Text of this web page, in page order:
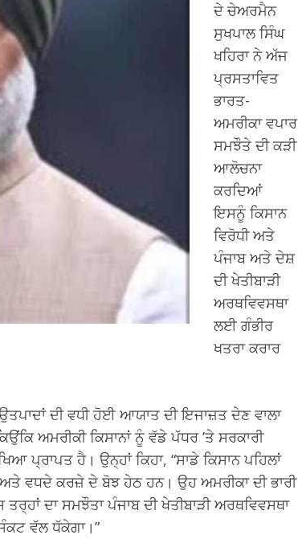
ਦੇ ਚੇਅਰਮੈਨ
ਸੁਖਪਾਲ ਸਿੰਘ
ਖਹਿਰਾ ਨੇ ਅੱਜ
ਪ੍ਰਸਤਾਵਿਤ
ਭਾਰਤ-
ਅਮਰੀਕਾ ਵਪਾਰ
ਸਮਝੌਤੇ ਦੀ ਕੜੀ
ਆਲੋਚਨਾ
ਕਰਦਿਆਂ
ਇਸਨੂੰ ਕਿਸਾਨ
ਵਿਰੋਧੀ ਅਤੇ
ਪੰਜਾਬ ਅਤੇ ਦੇਸ਼
ਦੀ ਖੇਤੀਬਾੜੀ
ਅਰਥਵਿਵਸਥਾ
ਲਈ ਗੰਭੀਰ
ਖਤਰਾ ਕਰਾਰ
ਦੀ ਵਧੀ ਹੋਈ ਆਯਾਤ ਦੀ ਇਜਾਜ਼ਤ ਦੇਣ ਵਾਲਾ
ਅਮਰੀਕੀ ਕਿਸਾਨਾਂ ਨੂੰ ਵੱਡੇ ਪੱਧਰ ’ਤੇ ਸਰਕਾਰੀ
ਪ੍ਰਾਪਤ ਹੈ। ਉਨ੍ਹਾਂ ਕਿਹਾ, “ਸਾਡੇ ਕਿਸਾਨ ਪਹਿਲਾਂ
ਵਧਦੇ ਕਰਜ਼ੇ ਦੇ ਬੋਝ ਹੇਠ ਹਨ। ਉਹ ਅਮਰੀਕਾ ਦੀ ਭਾਰੀ
ਦਾ ਸਮਝੌਤਾ ਪੰਜਾਬ ਦੀ ਖੇਤੀਬਾੜੀ ਅਰਥਵਿਵਸਥਾ
ਵੱਲ ਧੱਕੇਗਾ।”